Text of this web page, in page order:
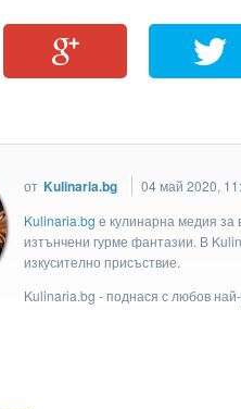
от Kulinaria.bg
04 май 2020,
Kulinaria.bg e кулинарна медия за
изтънчени гурме фантазии. В
изкусително присъствие.
Kulinaria.bg - поднася с любов